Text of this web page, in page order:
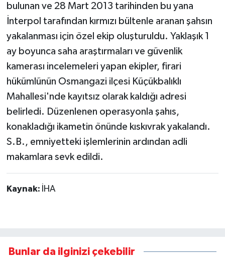
bulunan ve 28 Mart 2013 tarihinden bu yana
İnterpol tarafından kırmızı bültenle aranan şahsın
yakalanması için özel ekip oluşturuldu. Yaklaşık 1
ay boyunca saha araştırmaları ve güvenlik
kamerası incelemeleri yapan ekipler, firari
hükümlünün Osmangazi ilçesi Küçükbalıklı
Mahallesi'nde kayıtsız olarak kaldığı adresi
belirledi. Düzenlenen operasyonla şahıs,
konakladığı ikametin önünde kıskıvrak yakalandı.
S.B., emniyetteki işlemlerinin ardından adli
makamlara sevk edildi.
Kaynak: İHA
Bunlar da ilginizi çekebilir